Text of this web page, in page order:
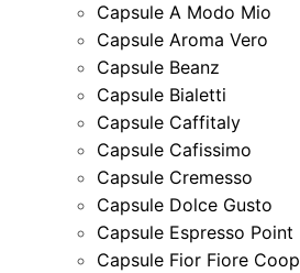
Capsule A Modo Mio
Capsule Aroma Vero
Capsule Beanz
Capsule Bialetti
Capsule Caffitaly
Capsule Cafissimo
Capsule Cremesso
Capsule Dolce Gusto
Capsule Espresso Point
Capsule Fior Fiore Coop